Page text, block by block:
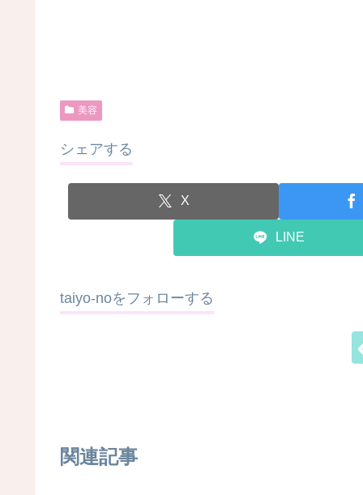
美容
シェアする
X
LINE
taiyo-noをフォローする
関連記事